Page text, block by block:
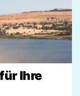
Ihre